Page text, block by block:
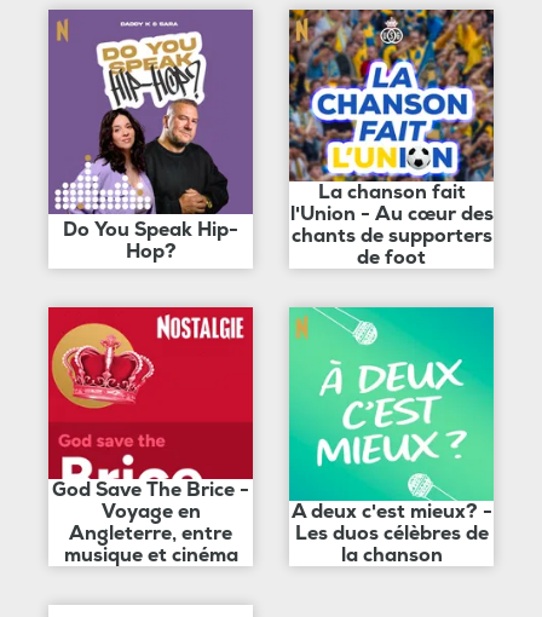
Do You Speak Hip-
Hop?
La chanson fait
l'Union - Au cœur des
chants de supporters
de foot
God Save The Brice -
Voyage en
Angleterre, entre
musique et cinéma
A deux c'est mieux? -
Les duos célèbres de
la chanson